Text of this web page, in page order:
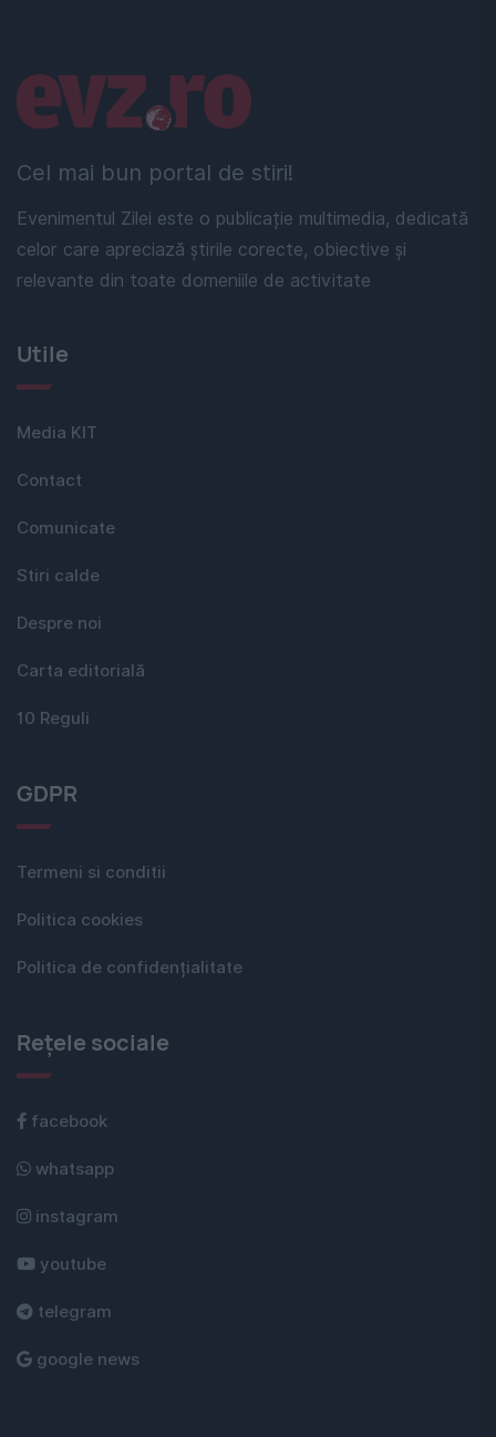
Cel mai bun portal de stiri!
Evenimentul Zilei este o publicație multimedia, dedicată
celor care apreciază știrile corecte, obiective și
relevante din toate domeniile de activitate
Linkuri utile
Utile
Media KIT
Contact
Comunicate
Stiri calde
Despre noi
Carta editorială
10 Reguli
GDPR
Termeni si conditii
Politica cookies
Politica de confidențialitate
Rețele sociale
facebook
whatsapp
instagram
youtube
telegram
google news